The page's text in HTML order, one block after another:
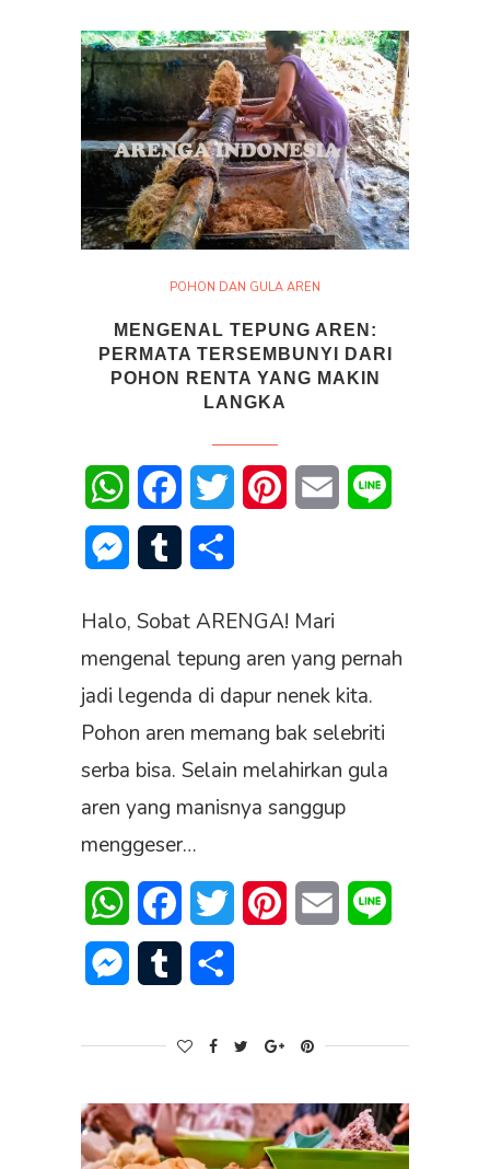
POHON DAN GULA AREN
MENGENAL TEPUNG AREN:
PERMATA TERSEMBUNYI DARI
POHON RENTA YANG MAKIN
LANGKA
WhatsAppFacebookTwitter PinterestEmail
Messenger
Tumblr
Halo, Sobat ARENGA! Mari
mengenal tepung aren yang pernah
jadi legenda di dapur nenek kita.
Pohon aren memang bak selebriti
serba bisa. Selain melahirkan gula
aren yang manisnya sanggup
menggeser…
WhatsAppFacebookTwitter PinterestEmail
Messenger
Tumblr